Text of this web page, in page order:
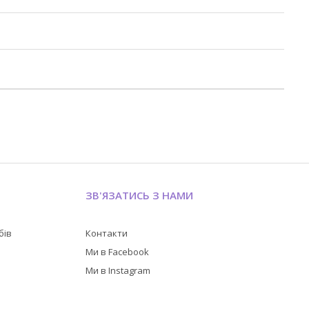
ЗВ'ЯЗАТИСЬ З НАМИ
Контакти
Ми в Facebook
Ми в Instagram